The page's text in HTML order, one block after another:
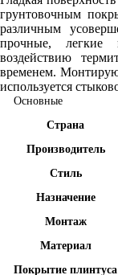
грунтовочным
различным
прочные, легкие
воздействию
временем.
используется
Основные
Страна
Производитель
Стиль
Назначение
Монтаж
Материал
Покрытие плинтуса